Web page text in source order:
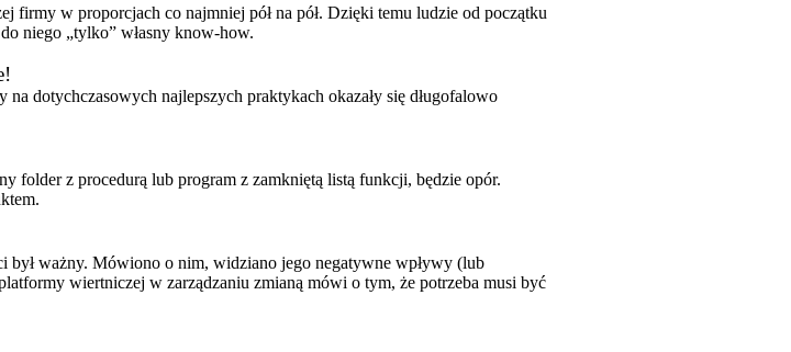
firmy w proporcjach co najmniej pół na pół. Dzięki temu ludzie od początku
niego „tylko” własny know-how.
dotychczasowych najlepszych praktykach okazały się długofalowo
z procedurą lub program z zamkniętą listą funkcji, będzie opór.
był ważny. Mówiono o nim, widziano jego negatywne wpływy (lub
wiertniczej w zarządzaniu zmianą mówi o tym, że potrzeba musi być